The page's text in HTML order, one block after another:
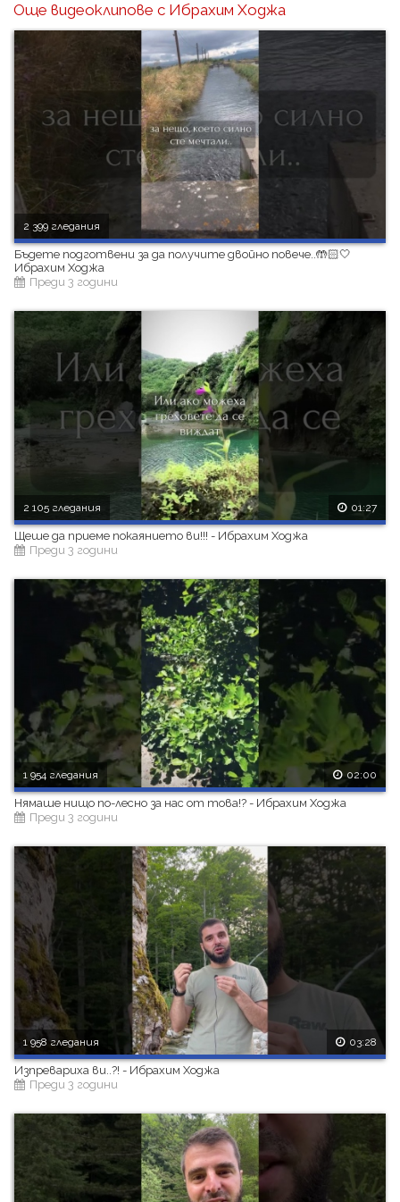
Още видеоклипове с Ибрахим Ходжа
2 399 гледания
Бъдете подготвени за да получите двойно повече..🤲🏻🤍
Ибрахим Ходжа
Преди 3 години
2 105 гледания 01:27
Щеше да приеме покаянието ви!!! - Ибрахим Ходжа
Преди 3 години
1 954 гледания 02:00
Нямаше нищо по-лесно за нас от това!? - Ибрахим Ходжа
Преди 3 години
1 958 гледания 03:28
Изпревариха ви..?! - Ибрахим Ходжа
Преди 3 години